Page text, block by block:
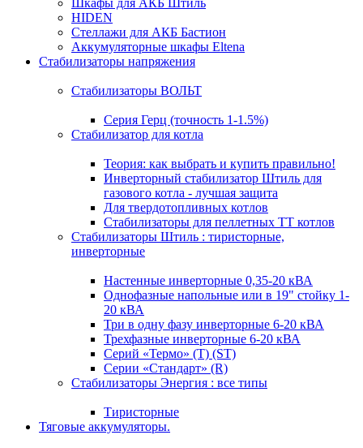
Шкафы для АКБ Штиль
HIDEN
Стеллажи для АКБ Бастион
Аккумуляторные шкафы Eltena
Стабилизаторы напряжения
Стабилизаторы ВОЛЬТ
Серия Герц (точность 1-1.5%)
Стабилизатор для котла
Теория: как выбрать и купить правильно!
Инверторный стабилизатор Штиль для
газового котла - лучшая защита
Для твердотопливных котлов
Стабилизаторы для пеллетных ТТ котлов
Стабилизаторы Штиль : тиристорные,
инверторные
Настенные инверторные 0,35-20 кВА
Однофазные напольные или в 19" стойку 1-
20 кВА
Три в одну фазу инверторные 6-20 кВА
Трехфазные инверторные 6-20 кВА
Серий «Термо» (T) (ST)
Серии «Стандарт» (R)
Стабилизаторы Энергия : все типы
Тиристорные
Тяговые аккумуляторы.